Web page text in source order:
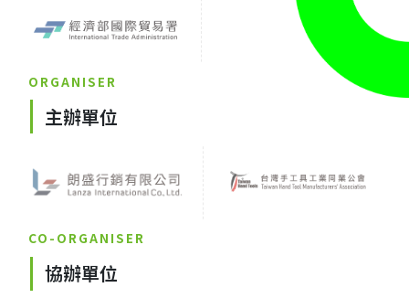
ORGANISER
主辦單位
CO-ORGANISER
協辦單位